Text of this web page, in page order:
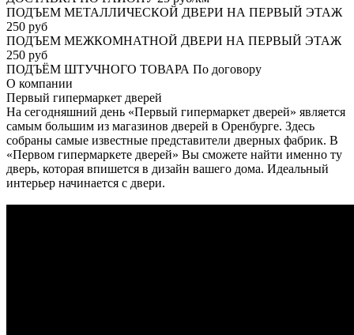
ПОДЪЕМ МЕТАЛЛИЧЕСКОЙ ДВЕРИ НА ПЕРВЫЙ ЭТАЖ
250 руб
ПОДЪЕМ МЕЖКОМНАТНОЙ ДВЕРИ НА ПЕРВЫЙ ЭТАЖ
250 руб
ПОДЪЁМ ШТУЧНОГО ТОВАРА По договору
О компании
Первый гипермаркет дверей
На сегодняшний день «Первый гипермаркет дверей» является
самым большим из магазинов дверей в Оренбурге. Здесь
собраны самые известные представители дверных фабрик. В
«Первом гипермаркете дверей» Вы сможете найти именно ту
дверь, которая впишется в дизайн вашего дома. Идеальный
интерьер начинается с двери.